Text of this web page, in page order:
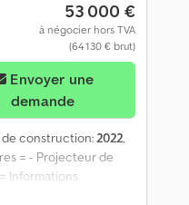
53 000 €
à négocier hors TVA
(64 130 € brut)
demande
de construction:2022,
= - Projecteur de
Informations
Nombre de